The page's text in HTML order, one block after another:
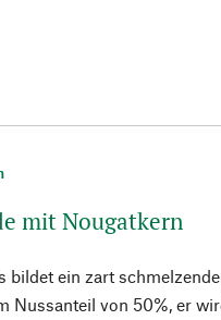
mit Nougatkern
bildet ein zart
Nussanteil von 50%, er